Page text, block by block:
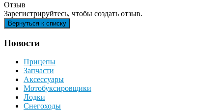
Отзыв
Зарегистрируйтесь, чтобы создать отзыв.
Новости
Прицепы
Запчасти
Аксессуары
Мотобуксировщики
Лодки
Снегоходы